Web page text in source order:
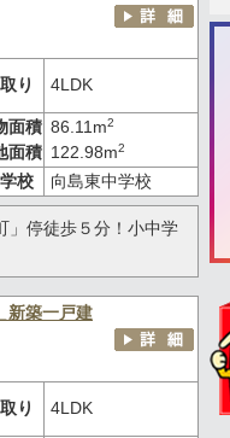
り 4LDK
面積
面積
86.11m2
122.98m2
校 向島東中学校
」停徒歩５分！小中学
新築一戸建
り 4LDK